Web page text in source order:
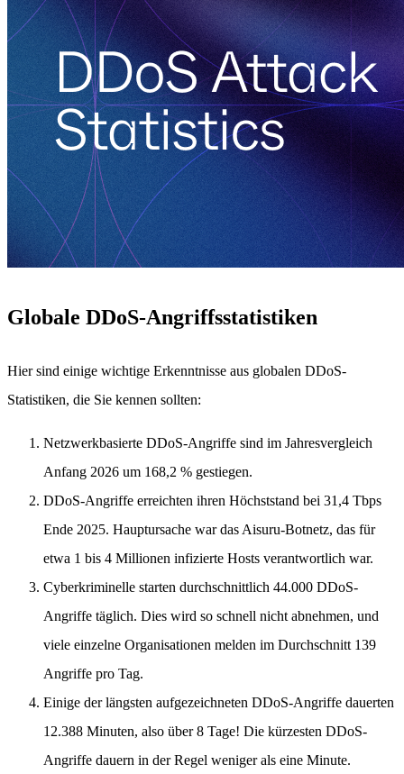
Globale DDoS-Angriffsstatistiken
Hier sind einige wichtige Erkenntnisse aus globalen DDoS-
Statistiken, die Sie kennen sollten:
Netzwerkbasierte DDoS-Angriffe sind im Jahresvergleich
Anfang 2026 um 168,2 % gestiegen.
DDoS-Angriffe erreichten ihren Höchststand bei 31,4 Tbps
Ende 2025. Hauptursache war das Aisuru-Botnetz, das für
etwa 1 bis 4 Millionen infizierte Hosts verantwortlich war.
Cyberkriminelle starten durchschnittlich 44.000 DDoS-
Angriffe täglich. Dies wird so schnell nicht abnehmen, und
viele einzelne Organisationen melden im Durchschnitt 139
Angriffe pro Tag.
Einige der längsten aufgezeichneten DDoS-Angriffe dauerten
12.388 Minuten, also über 8 Tage! Die kürzesten DDoS-
Angriffe dauern in der Regel weniger als eine Minute.